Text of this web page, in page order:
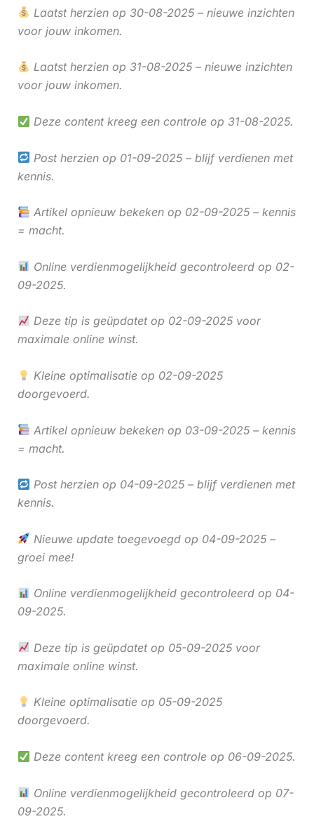
Laatst herzien op 30-08-2025 – nieuwe inzichten
voor jouw inkomen.
Laatst herzien op 31-08-2025 – nieuwe inzichten
voor jouw inkomen.
Deze content kreeg een controle op 31-08-2025.
Post herzien op 01-09-2025 – blijf verdienen met
kennis.
Artikel opnieuw bekeken op 02-09-2025 – kennis
= macht.
Online verdienmogelijkheid gecontroleerd op 02-
09-2025.
Deze tip is geüpdatet op 02-09-2025 voor
maximale online winst.
Kleine optimalisatie op 02-09-2025
doorgevoerd.
Artikel opnieuw bekeken op 03-09-2025 – kennis
= macht.
Post herzien op 04-09-2025 – blijf verdienen met
kennis.
Nieuwe update toegevoegd op 04-09-2025 –
groei mee!
Online verdienmogelijkheid gecontroleerd op 04-
09-2025.
Deze tip is geüpdatet op 05-09-2025 voor
maximale online winst.
Kleine optimalisatie op 05-09-2025
doorgevoerd.
Deze content kreeg een controle op 06-09-2025.
Online verdienmogelijkheid gecontroleerd op 07-
09-2025.